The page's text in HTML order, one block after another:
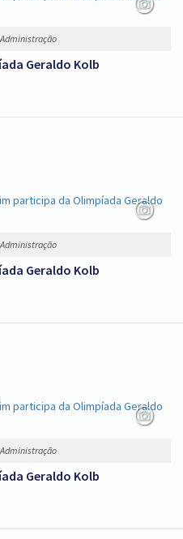
Geraldo Kolb
Geraldo Kolb
Geraldo Kolb